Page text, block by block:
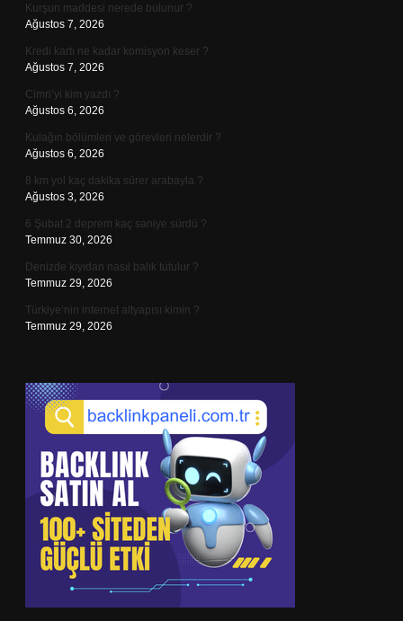
Kurşun maddesi nerede bulunur ?
Ağustos 7, 2026
Kredi kartı ne kadar komisyon keser ?
Ağustos 7, 2026
Cimri’yi kim yazdı ?
Ağustos 6, 2026
Kulağın bölümleri ve görevleri nelerdir ?
Ağustos 6, 2026
8 km yol kaç dakika sürer arabayla ?
Ağustos 3, 2026
6 Şubat 2 deprem kaç saniye sürdü ?
Temmuz 30, 2026
Denizde kıyıdan nasıl balık tutulur ?
Temmuz 29, 2026
Türkiye’nin internet altyapısı kimin ?
Temmuz 29, 2026